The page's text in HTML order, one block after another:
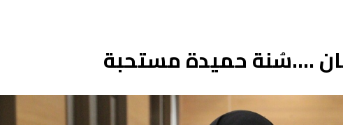
....سُنة حميدة مستحبة